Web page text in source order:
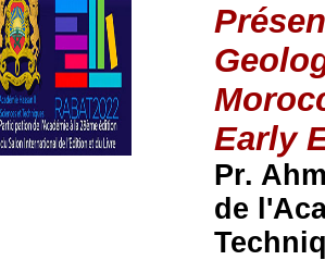
Early
Pr.
de